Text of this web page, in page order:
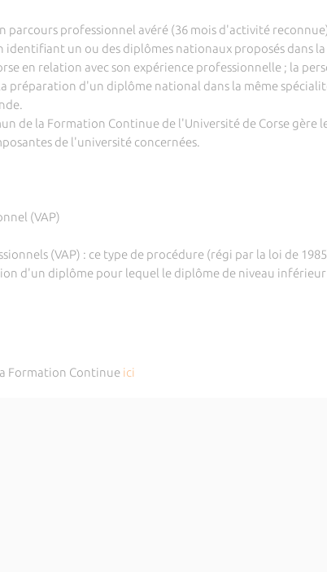
parcours professionnel avéré (36 mois d'activité
identifiant un ou des diplômes nationaux proposés dans
en relation avec son expérience professionnelle ; la
préparation d'un diplôme national dans la même
de la Formation Continue de l'Université de Corse gère
de l'université concernées.
(VAP)
(VAP) : ce type de procédure (régi par la loi de
d'un diplôme pour lequel le diplôme de niveau
Formation Continue ici